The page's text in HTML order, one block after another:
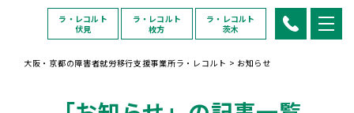
ラ・レコルト
伏見
ラ・レコルト
枚方
ラ・レコルト
茨木
大阪・京都の障害者就労移行支援事業所ラ・レコルト > お知らせ